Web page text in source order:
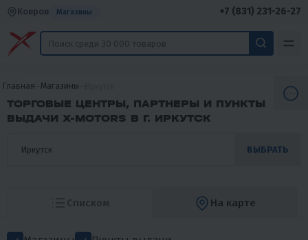
Ковров Магазины +7 (831) 231-26-27
Главная Магазины
ТОРГОВЫЕ ЦЕНТРЫ, ПАРТНЕРЫ И ПУНКТЫ
ВЫДАЧИ X-MOTORS В Г. ИРКУТСК
ВЫБРАТЬ
Списком На карте